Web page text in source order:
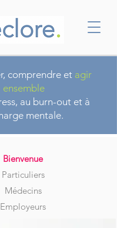
comprendre et agir
ensemble
au burn-out et à
mentale.
​Bienvenue​​
Particuliers
Médecins
Employeurs